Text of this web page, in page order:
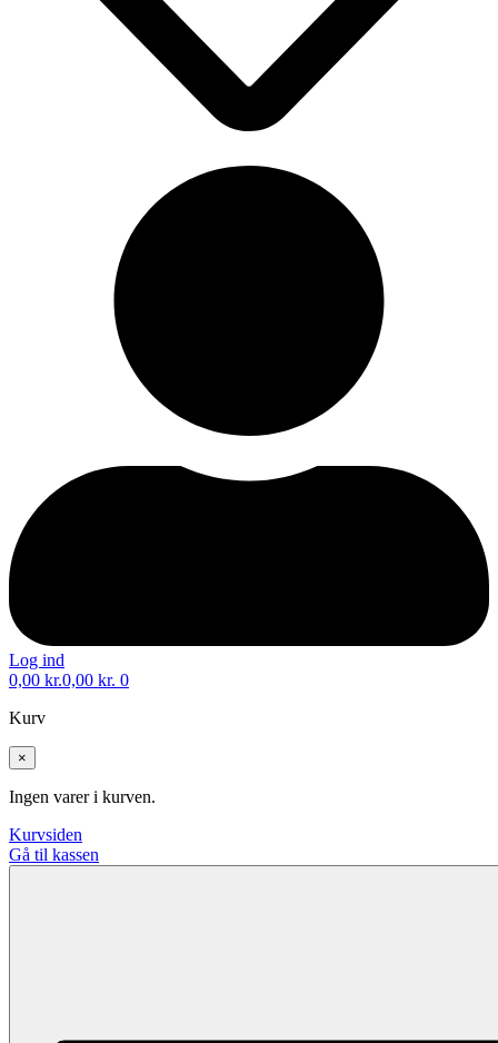
Log ind
0,00 kr.0,00 kr. 0
Kurv
×
Ingen varer i kurven.
Kurvsiden
Gå til kassen